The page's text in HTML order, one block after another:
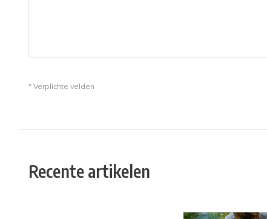
* Verplichte velden
Recente artikelen